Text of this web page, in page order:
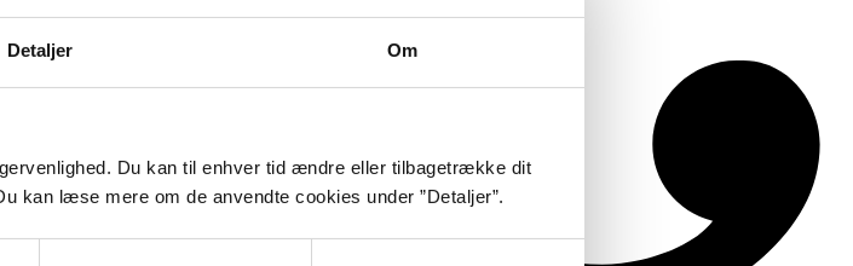
Detaljer Om
Du kan til enhver tid ændre eller tilbagetrække dit
kan læse mere om de anvendte cookies under ”Detaljer”.